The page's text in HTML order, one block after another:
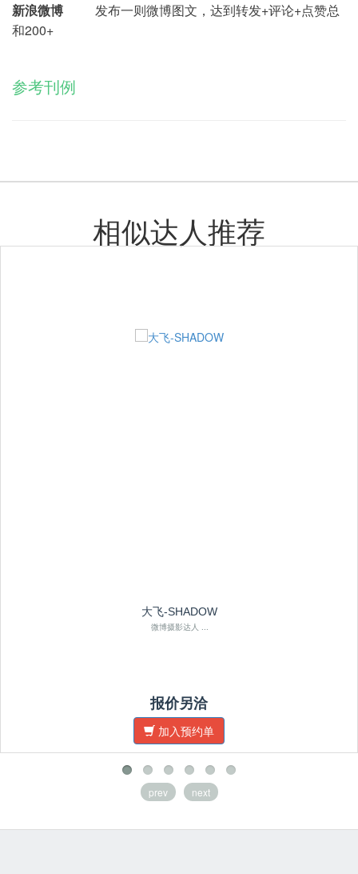
新浪微博
发布一则微博图文，达到转发+评论+点赞总
和200+
参考刊例
相似达人推荐
大飞-SHADOW
微博摄影达人 ...
报价另洽
加入预约单
prev next